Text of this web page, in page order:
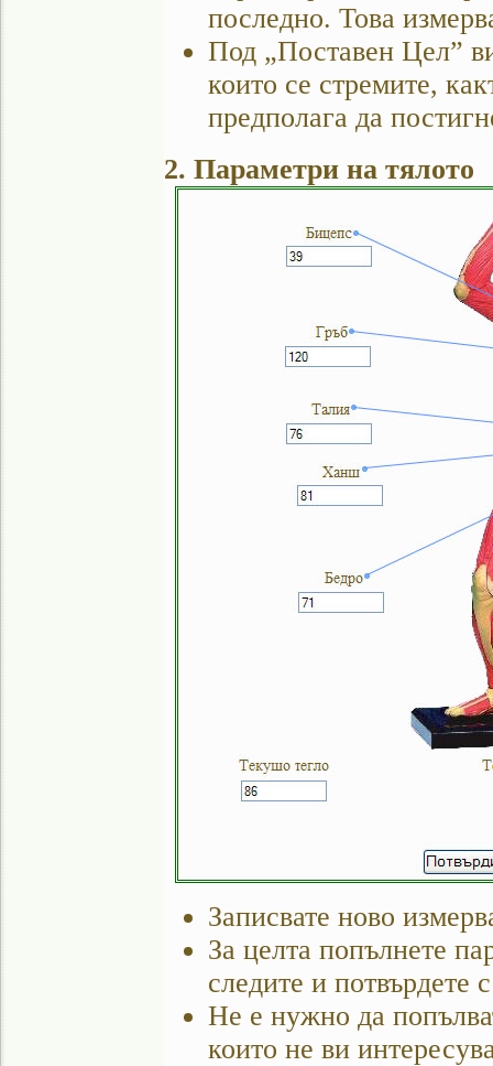
последно. Това
Под „Поставен Цел”
които се стремите,
предполага да
2. Параметри на тялото
Записвате ново
За целта попълнете
следите и потвърдете
Не е нужно да
които не ви